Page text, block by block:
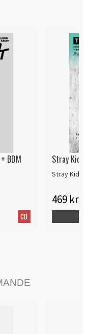
BDM
CD
Stray Kids
Stray Kids
469 kr